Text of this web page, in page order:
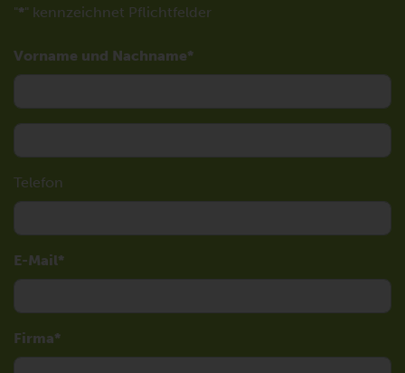
"*" kennzeichnet Pflichtfelder
Vorname und Nachname
Telefon
E-Mail
Firma